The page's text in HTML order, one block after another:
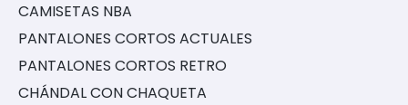
CAMISETAS NBA
PANTALONES CORTOS ACTUALES
PANTALONES CORTOS RETRO
CHÁNDAL CON CHAQUETA